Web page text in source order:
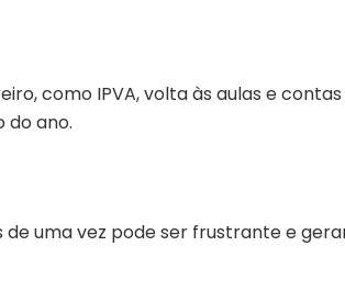
como IPVA, volta às aulas e
do ano.
uma vez pode ser frustrante e